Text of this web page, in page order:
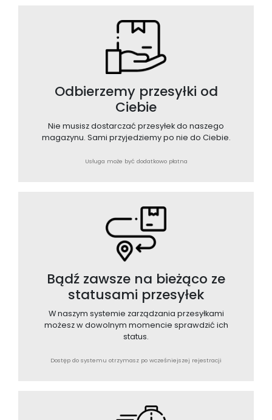
Odbierzemy przesyłki od
Ciebie
Nie musisz dostarczać przesyłek do naszego
magazynu. Sami przyjedziemy po nie do Ciebie.
Usługa może być dodatkowo płatna
Bądź zawsze na bieżąco ze
statusami przesyłek
W naszym systemie zarządzania przesyłkami
możesz w dowolnym momencie sprawdzić ich
status.
Dostęp do systemu otrzymasz po wcześniejszej rejestracji